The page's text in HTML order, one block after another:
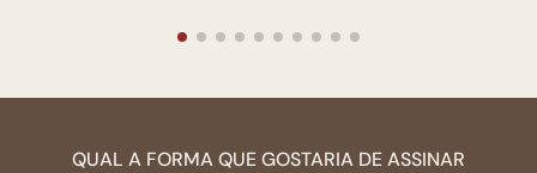
QUAL A FORMA QUE GOSTARIA DE ASSINAR